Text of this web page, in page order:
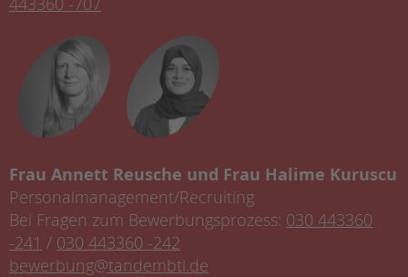
Frau Annett Reusche und Frau Halime Kuruscu
Personalmanagement/Recruiting
Bei Fragen zum Bewerbungsprozess: 030 443360
-241 / 030 443360 -242
bewerbung@tandembtl.de